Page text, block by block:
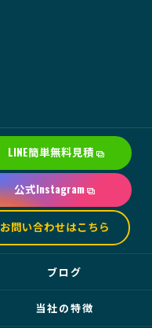
LINE簡単無料見積
公式Instagram
お問い合わせはこちら
ブログ
当社の特徴